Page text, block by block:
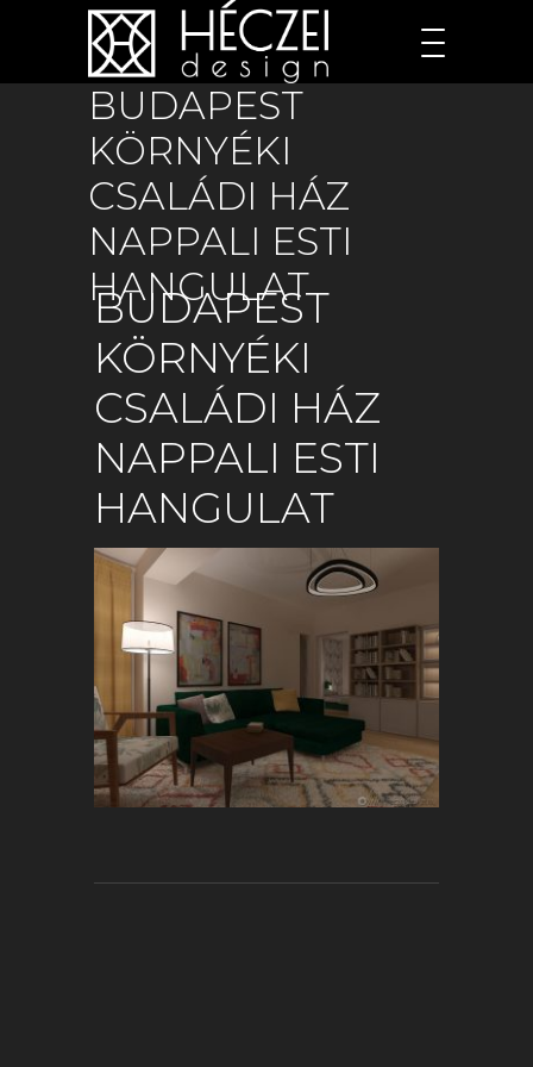
BUDAPEST
KÖRNYÉKI
CSALÁDI HÁZ
NAPPALI ESTI
HANGULAT
BUDAPEST
KÖRNYÉKI
CSALÁDI HÁZ
NAPPALI ESTI
HANGULAT